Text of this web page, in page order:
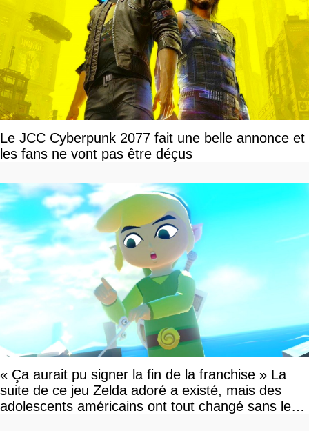
Le JCC Cyberpunk 2077 fait une belle annonce et
les fans ne vont pas être déçus
« Ça aurait pu signer la fin de la franchise » La
suite de ce jeu Zelda adoré a existé, mais des
adolescents américains ont tout changé sans le